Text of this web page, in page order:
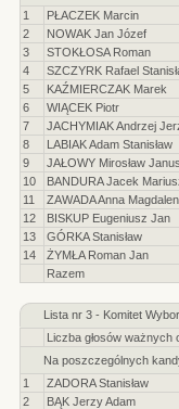
1
PŁACZEK Marcin
2
NOWAK Jan Józef
3
STOKŁOSA Roman
4
SZCZYRK Rafael
5
KAŹMIERCZAK Marek
6
WIĄCEK Piotr
7
JACHYMIAK Andrzej
8
LABIAK Adam Stanisław
9
JAŁOWY Mirosław
10
BANDURA Jacek
11
ZAWADA Anna
12
BISKUP Eugeniusz Jan
13
GÓRKA Stanisław
14
ŻYMŁA Roman Jan
Razem
Lista nr 3 - Komitet
Liczba głosów ważnych
Na poszczególnych
1
ZADORA Stanisław
2
BĄK Jerzy Adam